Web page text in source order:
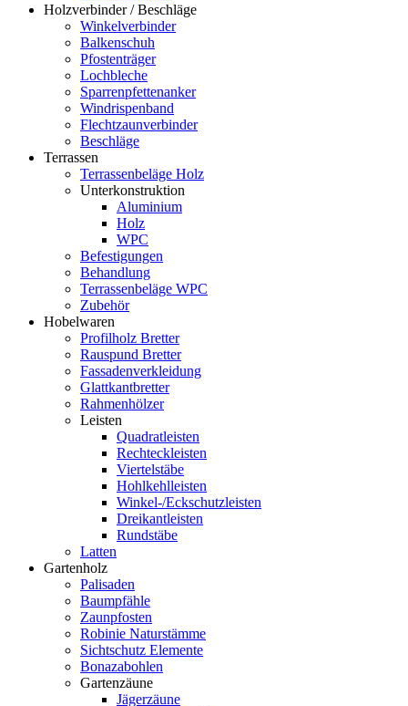
Holzverbinder / Beschläge
Winkelverbinder
Balkenschuh
Pfostenträger
Lochbleche
Sparrenpfettenanker
Windrispenband
Flechtzaunverbinder
Beschläge
Terrassen
Terrassenbeläge Holz
Unterkonstruktion
Aluminium
Holz
WPC
Befestigungen
Behandlung
Terrassenbeläge WPC
Zubehör
Hobelwaren
Profilholz Bretter
Rauspund Bretter
Fassadenverkleidung
Glattkantbretter
Rahmenhölzer
Leisten
Quadratleisten
Rechteckleisten
Viertelstäbe
Hohlkehlleisten
Winkel-/Eckschutzleisten
Dreikantleisten
Rundstäbe
Latten
Gartenholz
Palisaden
Baumpfähle
Zaunpfosten
Robinie Naturstämme
Sichtschutz Elemente
Bonazabohlen
Gartenzäune
Jägerzäune